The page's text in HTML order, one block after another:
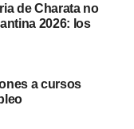
de Charata no
2026: los
a cursos